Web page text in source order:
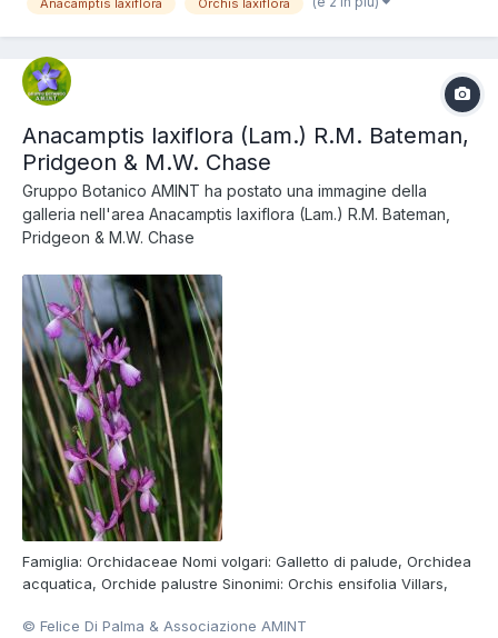
Anacamptis laxiflora (Lam.) R.M. Bateman,
Pridgeon & M.W. Chase
Gruppo Botanico AMINT ha postato una immagine della
galleria nell'area Anacamptis laxiflora (Lam.) R.M. Bateman,
Pridgeon & M.W. Chase
Famiglia: Orchidaceae Nomi volgari: Galletto di palude, Orchidea
acquatica, Orchide palustre Sinonimi: Orchis ensifolia Villars,
Orchis palustris subsp. laxiflora Friedrichsthal Foto di Felice Di
© Felice Di Palma & Associazione AMINT